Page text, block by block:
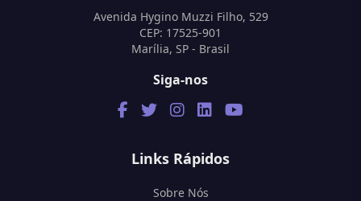
Avenida Hygino Muzzi Filho, 529
CEP: 17525-901
Marília, SP - Brasil
Siga-nos
Links Rápidos
Sobre Nós